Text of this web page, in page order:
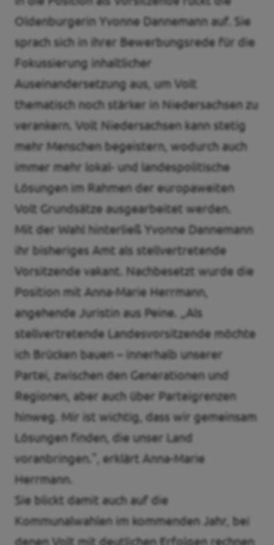
Oldenburgerin Yvonne Dannemann auf. Sie
sprach sich in ihrer Bewerbungsrede für die
Fokussierung inhaltlicher
Auseinandersetzung aus, um Volt
thematisch noch stärker in Niedersachsen zu
verankern. Volt Niedersachsen kann stetig
mehr Menschen begeistern, wodurch auch
immer mehr lokal- und landespolitische
Lösungen im Rahmen der europaweiten
Volt Grundsätze ausgearbeitet werden.
Mit der Wahl hinterließ Yvonne Dannemann
ihr bisheriges Amt als stellvertretende
Vorsitzende vakant. Nachbesetzt wurde die
Position mit Anna-Marie Herrmann,
angehende Juristin aus Peine. „Als
stellvertretende Landesvorsitzende möchte
ich Brücken bauen – innerhalb unserer
Partei, zwischen den Generationen und
Regionen, aber auch über Parteigrenzen
hinweg. Mir ist wichtig, dass wir gemeinsam
Lösungen finden, die unser Land
voranbringen.", erklärt Anna-Marie
Herrmann.
Sie blickt damit auch auf die
Kommunalwahlen im kommenden Jahr, bei
denen Volt mit deutlichen Erfolgen rechnen